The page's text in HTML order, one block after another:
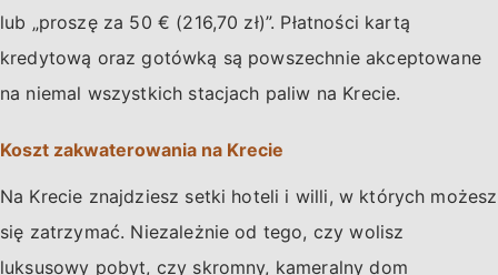
lub „proszę za 50 € (216,70 zł)”. Płatności kartą
kredytową oraz gotówką są powszechnie akceptowane
na niemal wszystkich stacjach paliw na Krecie.
Koszt zakwaterowania na Krecie
Na Krecie znajdziesz setki hoteli i willi, w których możesz
się zatrzymać. Niezależnie od tego, czy wolisz
luksusowy pobyt, czy skromny, kameralny dom